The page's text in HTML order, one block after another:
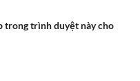
trong trình duyệt này cho